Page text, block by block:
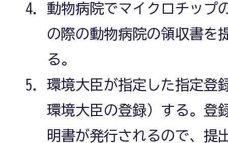
動物病院でマイクロチップ
の際の動物病院の領収書を
る。
環境大臣が指定した指定登
環境大臣の登録）する。登
明書が発行されるので、提